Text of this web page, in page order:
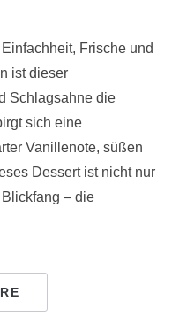
Frische und
ist dieser
Schlagsahne die
sich eine
Vanillenote, süßen
Dessert ist nicht nur
– die